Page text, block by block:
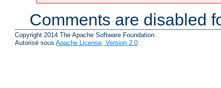
Comments are disabled
Copyright 2014 The Apache Software Foundation.
Autorisé sous Apache License, Version 2.0